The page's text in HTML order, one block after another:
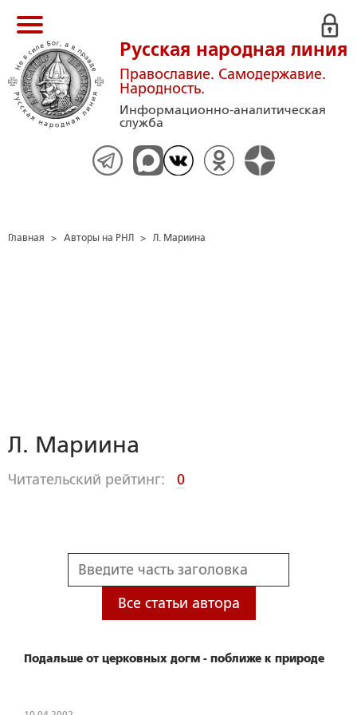
Русская народная линия
Православие. Самодержавие.
Народность.
Информационно-аналитическая
служба
Главная > Авторы на РНЛ > Л. Мариина
Л. Мариина
Читательский рейтинг: 0
Все статьи автора
Подальше от церковных догм - поближе к природе